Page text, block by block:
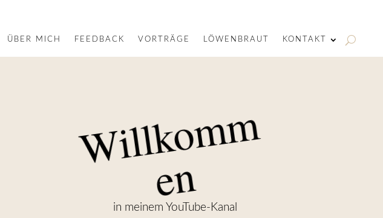
ÜBER MICH FEEDBACK VORTRÄGE LÖWENBRAUT KONTAKT
W
i
l
l
k
o
m
m
e
n
in meinem YouTube-Kanal